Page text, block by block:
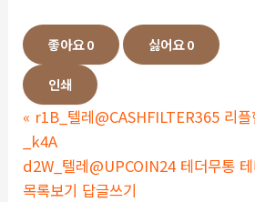
좋아요0 싫어요0
인쇄
« r1B_텔레@CASHFILTER365 리
_k4A
d2W_텔레@UPCOIN24 테더무통
목록보기 답글쓰기